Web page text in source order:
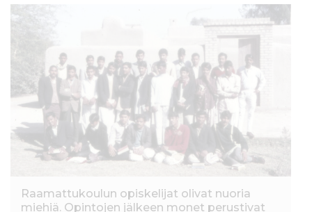
Raamattukoulun opiskelijat olivat nuoria
miehiä. Opintojen jälkeen monet perustivat